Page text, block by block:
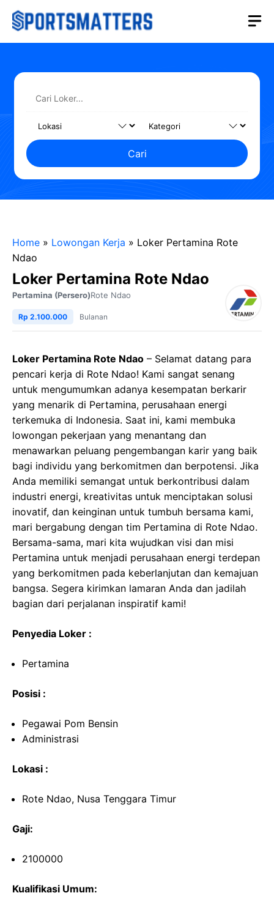
Langsung
Cari
Home » Lowongan Kerja » Loker Pertamina Rote
Ndao
Loker Pertamina Rote Ndao
Pertamina (Persero)Rote Ndao
Rp 2.100.000 Bulanan
Loker Pertamina Rote Ndao – Selamat datang para
pencari kerja di Rote Ndao! Kami sangat senang
untuk mengumumkan adanya kesempatan berkarir
yang menarik di Pertamina, perusahaan energi
terkemuka di Indonesia. Saat ini, kami membuka
lowongan pekerjaan yang menantang dan
menawarkan peluang pengembangan karir yang baik
bagi individu yang berkomitmen dan berpotensi. Jika
Anda memiliki semangat untuk berkontribusi dalam
industri energi, kreativitas untuk menciptakan solusi
inovatif, dan keinginan untuk tumbuh bersama kami,
mari bergabung dengan tim Pertamina di Rote Ndao.
Bersama-sama, mari kita wujudkan visi dan misi
Pertamina untuk menjadi perusahaan energi terdepan
yang berkomitmen pada keberlanjutan dan kemajuan
bangsa. Segera kirimkan lamaran Anda dan jadilah
bagian dari perjalanan inspiratif kami!
Penyedia Loker :
Pertamina
Posisi :
Pegawai Pom Bensin
Administrasi
Lokasi :
Rote Ndao, Nusa Tenggara Timur
Gaji:
2100000
Kualifikasi Umum: